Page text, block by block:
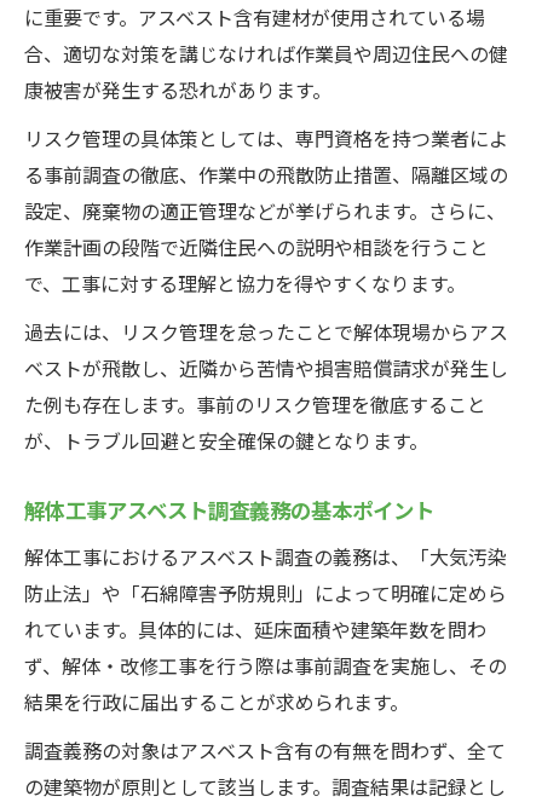
アスベスト解体工事の費用と補助金最新情
報
解体工事アスベスト調査費用を抑えるコツ
アスベスト調査費用補助金の申請ポイント
解体工事アスベスト費用の見積もり注意点
届出義務や書類作成で押さえるべき注意点
解体工事アスベスト届出書類の作成ポイン
ト
アスベスト解体工事の届出義務を実践する
方法
解体工事でアスベスト届出を確実に行う手
順
アスベスト調査結果の記録と保存の重要性
策
に重要です。アスベスト含有建材が使用されている場
合、適切な対策を講じなければ作業員や周辺住民への健
康被害が発生する恐れがあります。
リスク管理の具体策としては、専門資格を持つ業者によ
る事前調査の徹底、作業中の飛散防止措置、隔離区域の
設定、廃棄物の適正管理などが挙げられます。さらに、
作業計画の段階で近隣住民への説明や相談を行うこと
で、工事に対する理解と協力を得やすくなります。
過去には、リスク管理を怠ったことで解体現場からアス
ベストが飛散し、近隣から苦情や損害賠償請求が発生し
た例も存在します。事前のリスク管理を徹底すること
が、トラブル回避と安全確保の鍵となります。
解体工事アスベスト調査義務の基本ポイント
解体工事におけるアスベスト調査の義務は、「大気汚染
防止法」や「石綿障害予防規則」によって明確に定めら
れています。具体的には、延床面積や建築年数を問わ
ず、解体・改修工事を行う際は事前調査を実施し、その
結果を行政に届出することが求められます。
調査義務の対象はアスベスト含有の有無を問わず、全て
の建築物が原則として該当します。調査結果は記録とし